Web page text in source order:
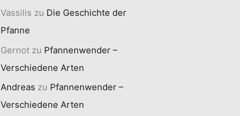
Vassilis zu Die Geschichte der
Pfanne
Gernotzu Pfannenwender –
Verschiedene Arten
Andreas zu Pfannenwender –
Verschiedene Arten